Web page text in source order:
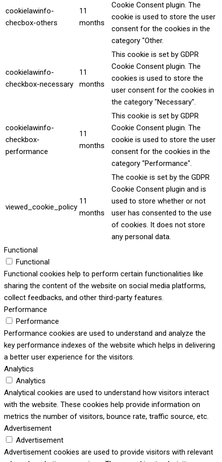
cookielawinfo-
checbox-others
11
months
Cookie Consent plugin. The
cookie is used to store the user
consent for the cookies in the
category "Other.
cookielawinfo-
checkbox-necessary
11
months
This cookie is set by GDPR
Cookie Consent plugin. The
cookies is used to store the
user consent for the cookies in
the category "Necessary".
cookielawinfo-
checkbox-
performance
11
months
This cookie is set by GDPR
Cookie Consent plugin. The
cookie is used to store the user
consent for the cookies in the
category "Performance".
viewed_cookie_policy
11
months
The cookie is set by the GDPR
Cookie Consent plugin and is
used to store whether or not
user has consented to the use
of cookies. It does not store
any personal data.
Functional
Functional
Functional cookies help to perform certain functionalities like
sharing the content of the website on social media platforms,
collect feedbacks, and other third-party features.
Performance
Performance
Performance cookies are used to understand and analyze the
key performance indexes of the website which helps in delivering
a better user experience for the visitors.
Analytics
Analytics
Analytical cookies are used to understand how visitors interact
with the website. These cookies help provide information on
metrics the number of visitors, bounce rate, traffic source, etc.
Advertisement
Advertisement
Advertisement cookies are used to provide visitors with relevant